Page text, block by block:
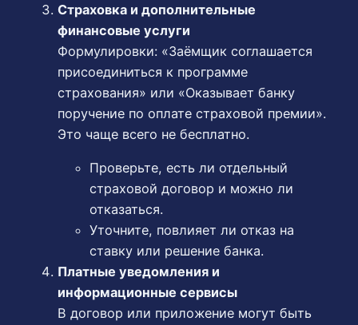
Страховка и дополнительные
финансовые услуги
Формулировки: «Заёмщик соглашается
присоединиться к программе
страхования» или «Оказывает банку
поручение по оплате страховой премии».
Это чаще всего не бесплатно.
Проверьте, есть ли отдельный
страховой договор и можно ли
отказаться.
Уточните, повлияет ли отказ на
ставку или решение банка.
Платные уведомления и
информационные сервисы
В договор или приложение могут быть